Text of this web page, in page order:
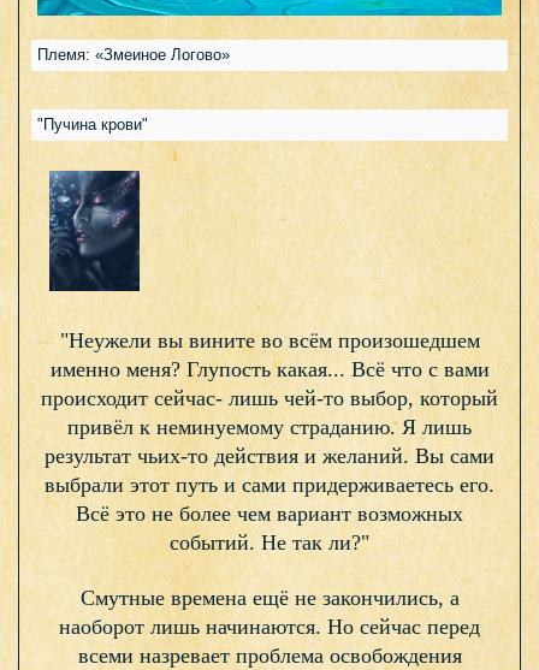
Племя: «Змеиное Логово»
"Пучина крови"
"Неужели вы вините во всём произошедшем
именно меня? Глупость какая... Всё что с вами
происходит сейчас- лишь чей-то выбор, который
привёл к неминуемому страданию. Я лишь
результат чьих-то действия и желаний. Вы сами
выбрали этот путь и сами придерживаетесь его.
Всё это не более чем вариант возможных
событий. Не так ли?"
Смутные времена ещё не закончились, а
наоборот лишь начинаются. Но сейчас перед
всеми назревает проблема освобождения